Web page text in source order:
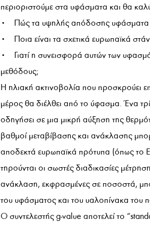
περιοριστούμε στα υφάσματα και θα
• Πώς τα υψηλής απόδοσης υφάσματα
• Ποια είναι τα σχετικά ευρωπαϊκά
• Γιατί η συνεισφορά αυτών των
μεθόδους;
Η ηλιακή ακτινοβολία που προσκρούει
μέρος θα διέλθει από το ύφασμα. Ένα
οδηγήσει σε μια μικρή αύξηση της
βαθμοί μεταβίβασης και ανάκλασης
αποδεκτά ευρωπαϊκά πρότυπα (όπως το
τηρούνται οι σωστές διαδικασίες
ανάκλαση, εκφρασμένες σε ποσοστά,
του υφάσματος και του υαλοπίνακα
Ο συντελεστής g-value αποτελεί το